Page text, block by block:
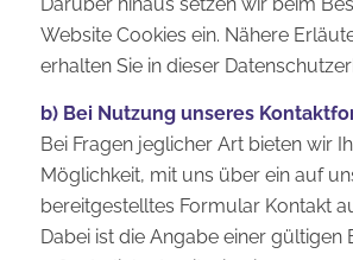
Website Cookies ein. Nähere
erhalten Sie in dieser
b) Bei Nutzung unseres
Bei Fragen jeglicher Art bieten wir
Möglichkeit, mit uns über ein auf
bereitgestelltes Formular Kontakt
Dabei ist die Angabe einer gültigen